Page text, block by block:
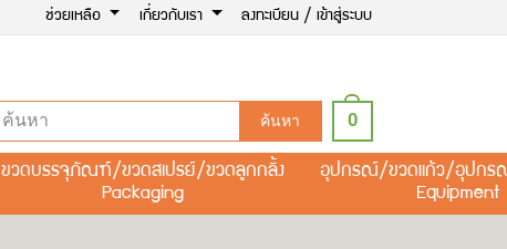
ช่วยเหลือ เกี่ยวกับเรา ลงทะเบียน / เข้าสู่ระบบ
ค้นหา 0
ขวดบรรจุภัณฑ์/ขวดสเปรย์/ขวดลูกกลิ้ง
Packaging
อุปกรณ์/ขวดแก้ว/อุปกร
Equipment